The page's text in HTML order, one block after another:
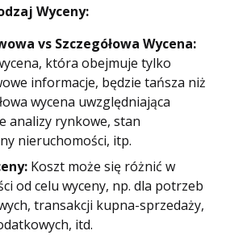
Wyceny:
vs Szczegółowa Wycena:
która obejmuje tylko
informacje, będzie tańsza niż
wycena uwzględniająca
analizy rynkowe, stan
nieruchomości, itp.
Koszt może się różnić w
od celu wyceny, np. dla potrzeb
transakcji kupna-sprzedaży,
itd.